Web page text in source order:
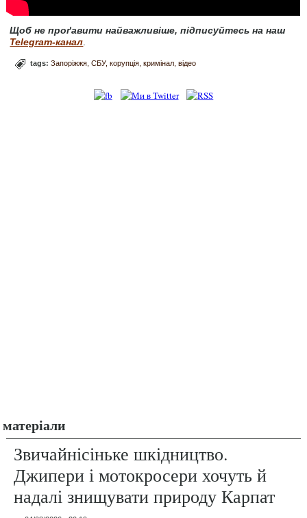
Щоб не проґавити найважливіше, підписуйтесь на наш
Telegram-канал
tags:Запоріжжя СБУ корупція кримінал відео
матеріали
Звичайнісіньке шкідництво.
Джипери і мотокросери хочуть й
надалі знищувати природу Карпат